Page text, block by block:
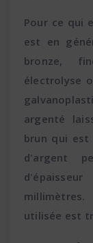
Pour ce qui
est en
bronze,
électrolyse
argenté
brun qui est
d'argent
utilisée est